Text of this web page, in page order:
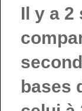
Il y a 2
bases